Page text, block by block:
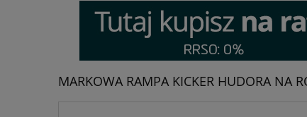
MARKOWA RAMPA KICKER HUDORA NA